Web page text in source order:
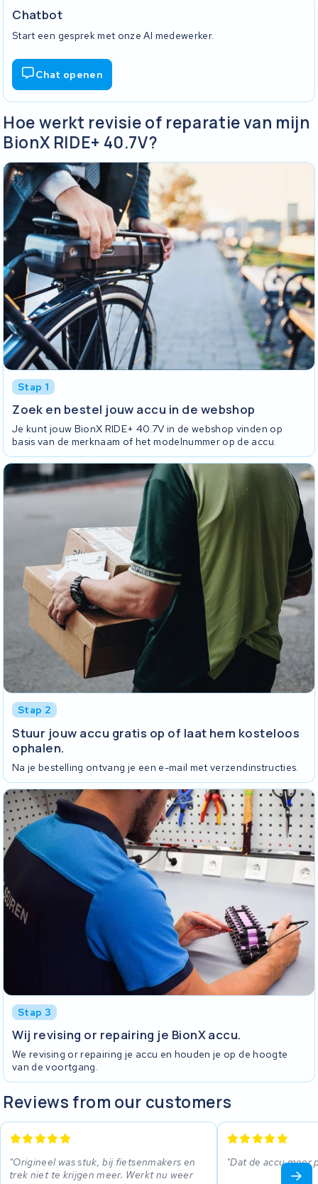
Chatbot
Start een gesprek met onze AI medewerker.
Chat openen
Hoe werkt revisie of reparatie van mijn
BionX RIDE+ 40.7V?
Stap 1
Zoek en bestel jouw accu in de webshop
Je kunt jouw BionX RIDE+ 40.7V in de webshop vinden op
basis van de merknaam of het modelnummer op de accu.
Stap 2
Stuur jouw accu gratis op of laat hem kosteloos
ophalen.
Na je bestelling ontvang je een e-mail met verzendinstructies.
Stap 3
Wij revising or repairing je BionX accu.
We revising or repairing je accu en houden je op de hoogte
van de voortgang.
Reviews from our customers
Origineel was stuk, bij fietsenmakers en
trek niet te krijgen meer. Werkt nu weer
Dat de accu meer